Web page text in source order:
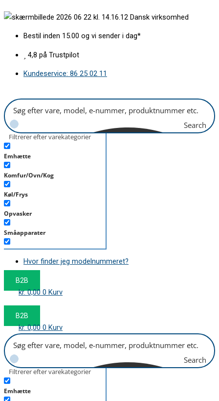
til
Dansk virksomhed
Bestil inden 15.00 og vi sender i dag*
4,8 på Trustpilot
Kundeservice: 86 25 02 11
Search
Filtrerer efter varekategorier
Emhætte
Komfur/Ovn/Kog
Køl/Frys
Opvasker
Småapparater
Støvsuger
Tørretumbler
Tilbehør/Plejemidler
Hvor finder jeg modelnummeret?
B2B
kr.0,00 0 Kurv
B2B
kr.0,00 0 Kurv
Search
Filtrerer efter varekategorier
Emhætte
463x80